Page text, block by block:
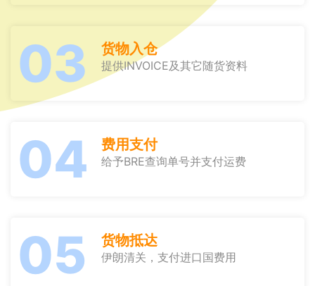
03 货物入仓
提供INVOICE及其它随货资料
04 费用支付
给予BRE查询单号并支付运费
05 货物抵达
伊朗清关，支付进口国费用